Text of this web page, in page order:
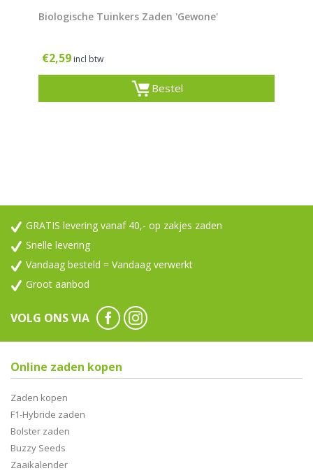
Biologische Tuinkers Zaden 'Gewone'
€2,59 incl btw
Bestel
GRATIS levering vanaf 40,- op zakjes zaden
Snelle levering
Vandaag besteld = Vandaag verwerkt
Groot aanbod
VOLG ONS VIA
Online zaden kopen
Zaden kopen
F1-Hybride zaden
Bolster zaden
Buzzy Seeds
Zaaikalender